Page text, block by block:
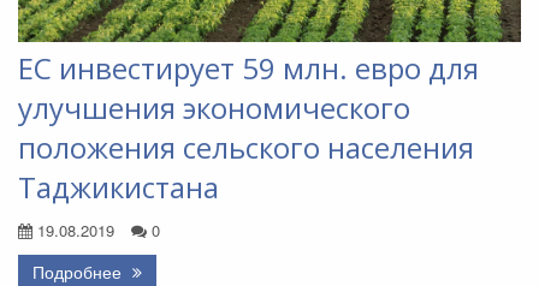
ЕС инвестирует 59 млн. евро для
улучшения экономического
положения сельского населения
Таджикистана
19.08.2019 0
Подробнее